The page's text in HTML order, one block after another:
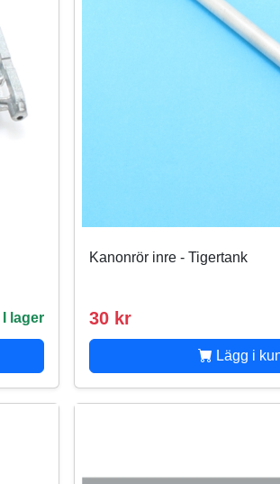
I lager
Kanonrör inre - Tigertank
30 kr
Lägg i